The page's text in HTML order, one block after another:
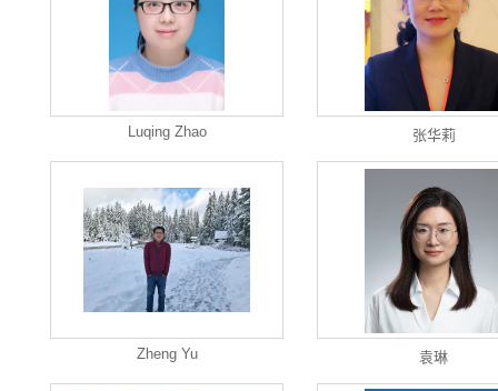
Luqing Zhao 张华莉
Zheng Yu 袁琳